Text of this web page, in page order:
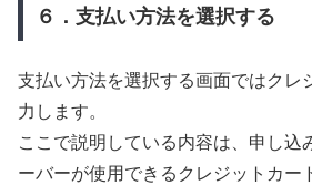
６．支払い方法を選択する
支払い方法を選択する画面ではクレ
力します。
ここで説明している内容は、申し込
ーバーが使用できるクレジットカー